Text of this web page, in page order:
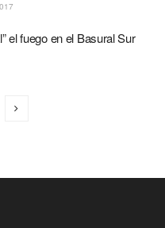
el fuego en el Basural Sur